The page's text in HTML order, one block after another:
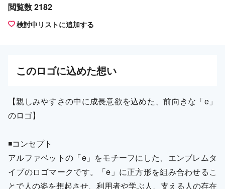
閲覧数 2182
検討中リストに追加する
このロゴに込めた想い
【親しみやすさの中に成長意欲を込めた、前向きな「e」
のロゴ】
◾️コンセプト
アルファベットの「e」をモチーフにした、エンブレムタ
イプのロゴマークです。「e」に正方形を組み合わせるこ
とで人の姿を想起させ、利用者や学ぶ人、支える人の存在